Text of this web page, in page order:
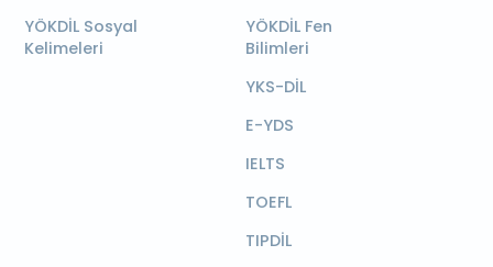
YÖKDİL Sosyal
Kelimeleri
YÖKDİL Fen
Bilimleri
YKS-DİL
E-YDS
IELTS
TOEFL
TIPDİL